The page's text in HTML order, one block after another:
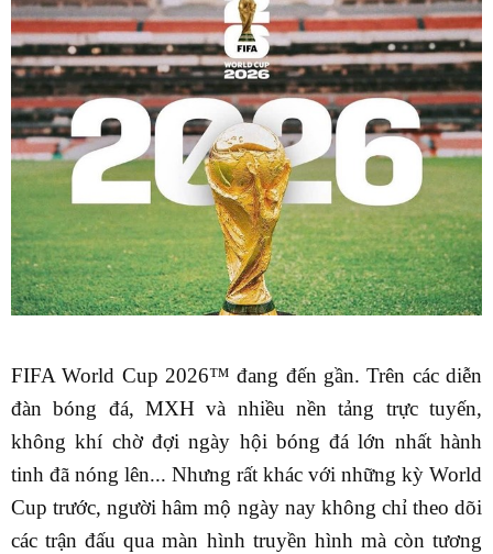
FIFA World Cup 2026™ đang đến gần. Trên các diễn
đàn bóng đá, MXH và nhiều nền tảng trực tuyến,
không khí chờ đợi ngày hội bóng đá lớn nhất hành
tinh đã nóng lên... Nhưng rất khác với những kỳ World
Cup trước, người hâm mộ ngày nay không chỉ theo dõi
các trận đấu qua màn hình truyền hình mà còn tương